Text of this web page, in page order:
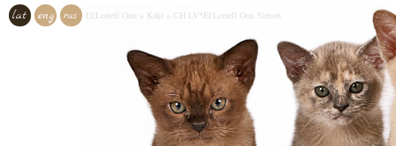
lat eng rus El'Loriell Onn Kaķi CH LV*El'Loriell Onn Simon